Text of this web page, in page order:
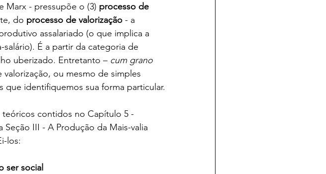
Marx - pressupõe o (3) processo de
do processo de valorização - a
assalariado (o que implica a
É a partir da categoria de
uberizado. Entretanto – cum grano
ou mesmo de simples
identifiquemos sua forma particular.
teóricos contidos no Capítulo 5 -
III - A Produção da Mais-valia
los:
ser social